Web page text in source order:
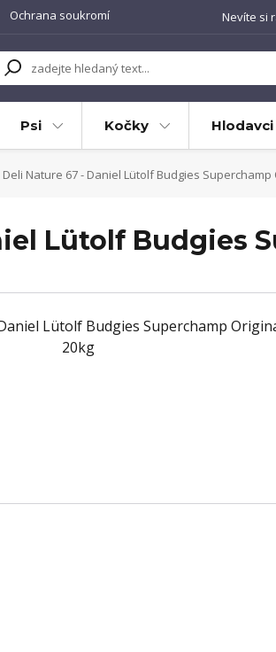
Ochrana soukromí Nevíte si
Psi Kočky Hlodavci
Deli Nature 67 - Daniel Lütolf Budgies Superchamp
Lütolf Budgies